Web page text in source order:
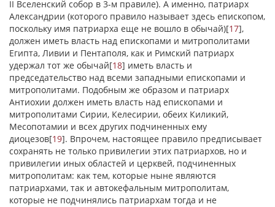
II Вселенский собор в 3-м правиле). А именно, патриарх
Александрии (которого правило называет здесь епископом,
поскольку имя патриарха еще не вошло в обычай)[17],
должен иметь власть над епископами и митрополитами
Египта, Ливии и Пентаполя, как и Римский патриарх
удержал тот же обычай[18] иметь власть и
председательство над всеми западными епископами и
митрополитами. Подобным же образом и патриарх
Антиохии должен иметь власть над епископами и
митрополитами Сирии, Келесирии, обеих Киликий,
Месопотамии и всех других подчиненных ему
диоцезов[19]. Впрочем, настоящее правило предписывает
сохранять не только привилегии этих патриархов, но и
привилегии иных областей и церквей, подчиненных
митрополитам: как тем, которые ныне являются
патриархами, так и автокефальным митрополитам,
которые не подчинялись патриархам тогда и не